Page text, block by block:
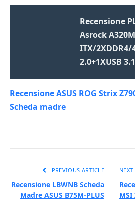
Recensione
Asrock
ITX/2XDDR4/
2.0+1XUSB 3.1
Recensione ASUS ROG Strix
Scheda madre
PREVIOUS ARTICLE
Recensione LBWNB Scheda
Madre ASUS B75M-PLUS
MSI